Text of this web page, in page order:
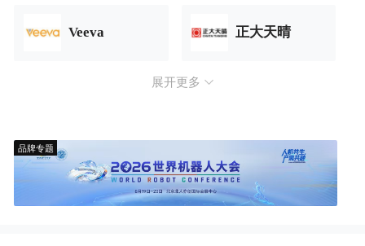
Veeva 正大天晴
展开更多
品牌专题